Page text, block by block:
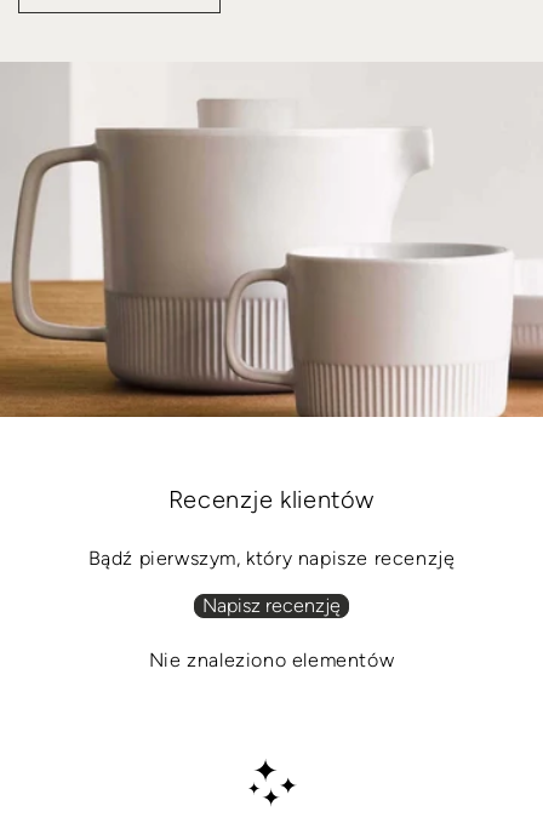
Recenzje klientów
Bądź pierwszym, który napisze recenzję
Napisz recenzję
Nie znaleziono elementów